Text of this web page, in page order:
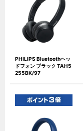
PHILIPS Bluetoothヘッ
ドフォン ブラック TAH5
255BK/97